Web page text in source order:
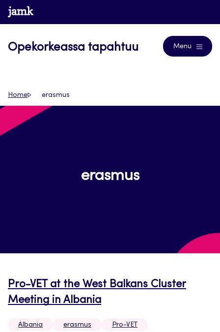
Siirry
suoraan
www.jamk.fi
Opekorkeassa tapahtuu Menu
Home erasmus
erasmus
Pro-VET at the West Balkans Cluster
Meeting in Albania
Albania erasmus Pro-VET